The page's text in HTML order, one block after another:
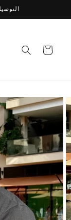
التوصيل متوفر 58
Cart